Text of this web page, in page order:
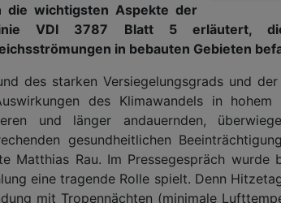
die wichtigsten Aspekte der
VDI 3787 Blatt 5 erläutert,
in bebauten Gebieten
des starken Versiegelungsgrads und
des Klimawandels in
und länger andauernden,
gesundheitlichen
Matthias Rau. Im Pressegespräch
eine tragende Rolle spielt. Denn
mit Tropennächten (minimale